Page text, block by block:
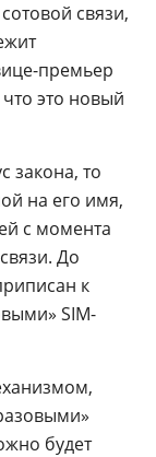
связи,
премьер
это новый
закона, то
на его имя,
с момента
До
к
SIM-
будет